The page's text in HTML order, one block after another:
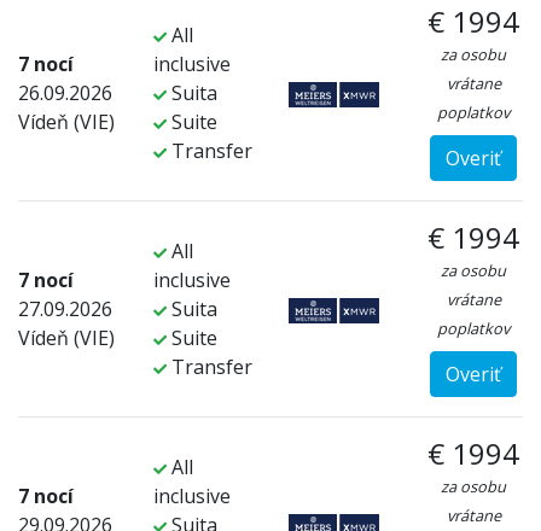
7 nocí
26.09.2026
Vídeň (VIE)
All
inclusive
Suita
Suite
Transfer
€ 1994
za osobu
vrátane
poplatkov
Overiť
7 nocí
27.09.2026
Vídeň (VIE)
All
inclusive
Suita
Suite
Transfer
€ 1994
za osobu
vrátane
poplatkov
Overiť
7 nocí
29.09.2026
All
inclusive
Suita
€ 1994
za osobu
vrátane